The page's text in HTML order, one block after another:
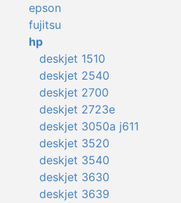
epson
fujitsu
hp
deskjet 1510
deskjet 2540
deskjet 2700
deskjet 2723e
deskjet 3050a j611
deskjet 3520
deskjet 3540
deskjet 3630
deskjet 3639